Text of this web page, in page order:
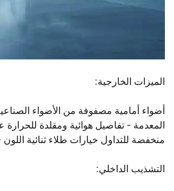
الميزات الخارجية:
أضواء أمامية مصفوفة من الأضواء
منخفضة للتداول خيارات طلاء ثنائية
التشذيب الداخلي: